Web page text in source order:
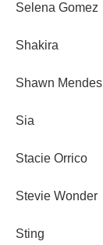
Selena Gomez
Shakira
Shawn Mendes
Sia
Stacie Orrico
Stevie Wonder
Sting